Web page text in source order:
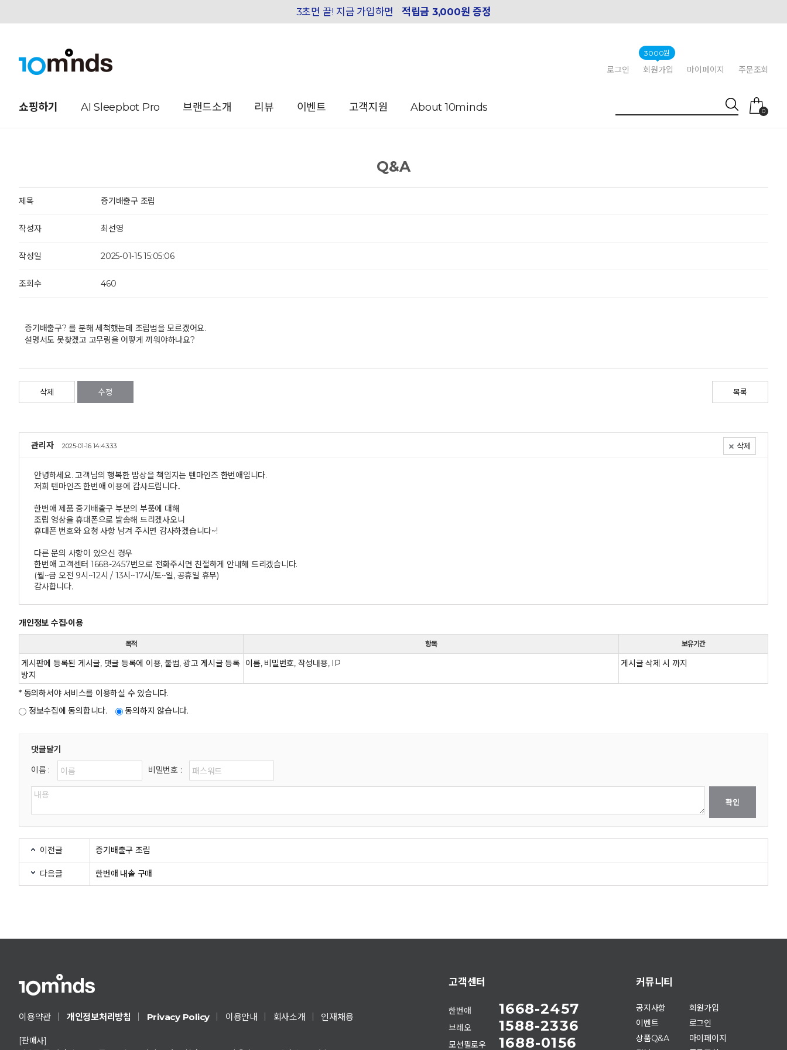
3초면 끝! 지금 가입하면 적립금 3,000원 증정
로그인 회원가입
3000원
마이페이지 주문조회
쇼핑하기 AI Sleepbot Pro 브랜드소개 리뷰 이벤트 고객지원 About 10minds 0
Q&A
제목 증기배출구 조립
작성자 최선영
작성일 2025-01-15 15:05:06
조회수 460
증기배출구? 를 분해 세척했는데 조립법을 모르겠어요.
설명서도 못찾겠고 고무링을 어떻게 끼워야하나요?
목록
삭제 수정
관리자 2025-01-16 14:43:33 삭제
안녕하세요. 고객님의 행복한 밥상을 책임지는 텐마인즈 한번애입니다.
저희 텐마인즈 한번애 이용에 감사드립니다..
한번애 제품 증기배출구 부분의 부품에 대해
조립 영상을 휴대폰으로 발송해 드리겠사오니
휴대폰 번호와 요청 사항 남겨 주시면 감사하겠습니다~!
다른 문의 사항이 있으신 경우
한번애 고객센터 1668-2457번으로 전화주시면 친절하게 안내해 드리겠습니다.
(월~금 오전 9시~12시 / 13시~17시/토~일, 공휴일 휴무)
감사합니다.
개인정보 수집·이용
목적 항목 보유기간
게시판에 등록된 게시글, 댓글 등록에 이용, 불법, 광고 게시글 등록
방지
이름, 비밀번호, 작성내용, IP 게시글 삭제 시 까지
* 동의하셔야 서비스를 이용하실 수 있습니다.
정보수집에 동의합니다.
동의하지 않습니다.
댓글달기
이름 :
비밀번호 :
확인
이전글 증기배출구 조립
다음글 한번애 내솥 구매
이용약관 개인정보처리방침 Privacy Policy 이용안내 회사소개 인재채용
[판매사]
고객센터
한번애 1668-2457
브레오 1588-2336
모션필로우 1688-0156
커뮤니티
공지사항
이벤트
상품Q&A
회원가입
로그인
마이페이지